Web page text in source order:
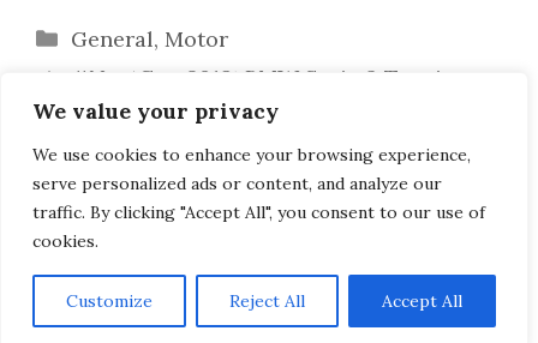
We value your privacy
We use cookies to enhance your browsing experience,
serve personalized ads or content, and analyze our
traffic. By clicking "Accept All", you consent to our use of
cookies.
Customize Reject All Accept All
Categorías
General, Motor
#NextGen 2019: BMW Serie 3 Touring
G21 con paquete deportivo M
Comparativa: BMW Serie 8 Gran Coupé
vs. Mercedes-AMG GT 4 Puertas
AVISO LEGAL, POLITICA DE PRIVACIDAD, COOKIES